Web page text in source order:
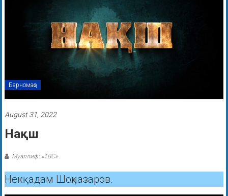
Барномаҳо
August 31, 2022
Нақш
Муаллиф: «ТВС»
Некқадам Шоҳназаров.